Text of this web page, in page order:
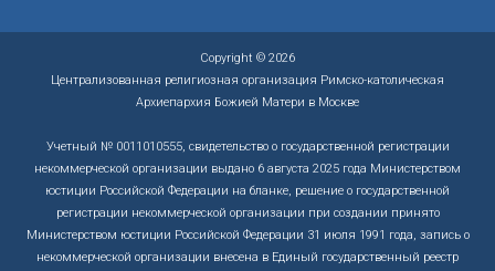
Copyright © 2026
Централизованная религиозная организация Римско-католическая
Архиепархия Божией Матери в Москве
Учетный № 0011010555, свидетельство о государственной регистрации
некоммерческой организации выдано 6 августа 2025 года Министерством
юстиции Российской Федерации на бланке, решение о государственной
регистрации некоммерческой организации при создании принято
Министерством юстиции Российской Федерации 31 июля 1991 года, запись о
некоммерческой организации внесена в Единый государственный реестр